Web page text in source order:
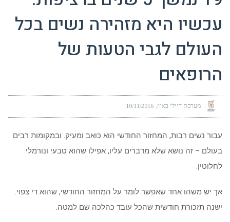
עכשיו היא מזהירה נשים בכל
העולם לגבי הטעות של
הרופאים
מערכת דיילי באזז 10/11/2016
עבור נשים רבות, המחזור החודשי הוא כואב ומעיק. ובמקומות רבים
בעולם – זה נושא שלא מדברים עליו, אפילו שהוא טבעי ונורמלי
לחלוטין.
אך יש משהו אחד שאפשר לומר על המחזור החודשי, שהוא די צפוי.
ישנה תזכורת חודשית שהכל עובד כהלכה שם למטה.